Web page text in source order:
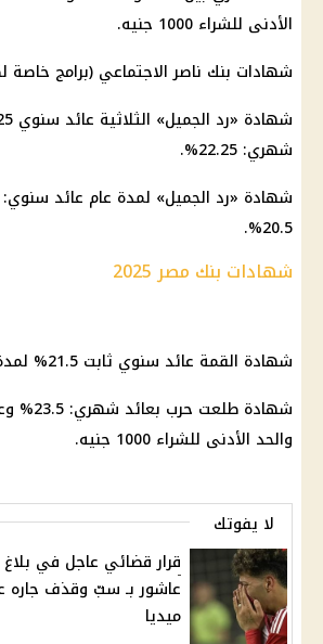
الأدنى للشراء 1000 جنيه.
شهادات بنك ناصر الاجتماعي (برامج خاصة
شهري: 22.25%.
20.5%.
شهادات بنك مصر 2025
شهادة القمة عائد سنوي ثابت 21.5% لمدة 3 سنوات.
والحد الأدنى للشراء 1000 جنيه.
لا يفوتك
قرار قضائي عاجل في
عاشور بـ سبّ وقذف جاره
ميديا